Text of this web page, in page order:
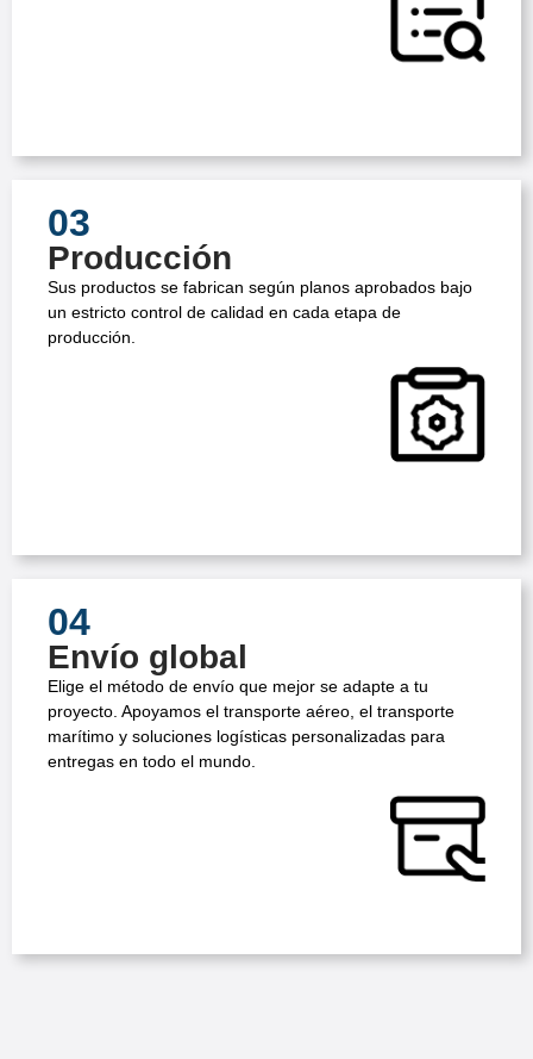
03
Producción
Sus productos se fabrican según planos aprobados bajo
un estricto control de calidad en cada etapa de
producción.
04
Envío global
Elige el método de envío que mejor se adapte a tu
proyecto. Apoyamos el transporte aéreo, el transporte
marítimo y soluciones logísticas personalizadas para
entregas en todo el mundo.